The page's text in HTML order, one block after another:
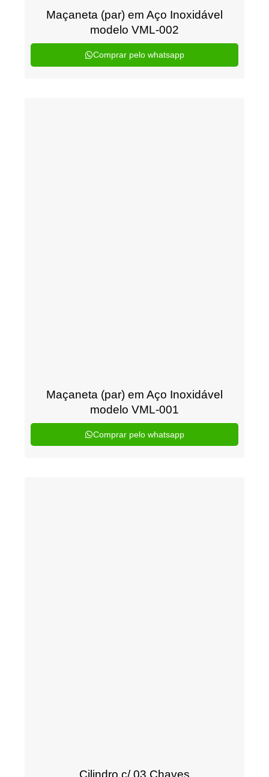
Maçaneta (par) em Aço Inoxidável
modelo VML-002
Comprar pelo whatsapp
Maçaneta (par) em Aço Inoxidável
modelo VML-001
Comprar pelo whatsapp
Cilindro c/ 03 Chaves